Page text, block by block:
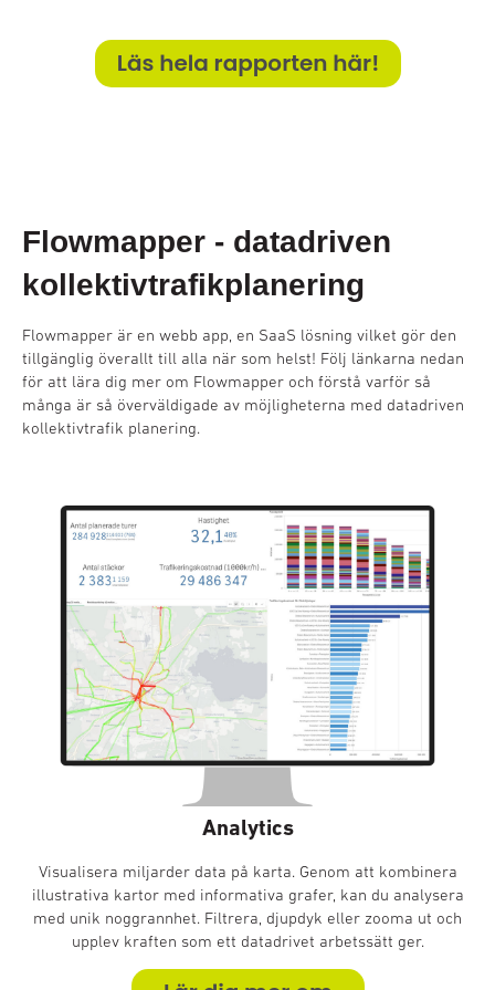
Flowmapper - datadriven
kollektivtrafikplanering
Flowmapper är en webb app, en SaaS lösning vilket gör den
tillgänglig överallt till alla när som helst! Följ länkarna nedan
för att lära dig mer om Flowmapper och förstå varför så
många är så överväldigade av möjligheterna med datadriven
kollektivtrafik planering.
Analytics
Visualisera miljarder data på karta. Genom att kombinera
illustrativa kartor med informativa grafer, kan du analysera
med unik noggrannhet. Filtrera, djupdyk eller zooma ut och
upplev kraften som ett datadrivet arbetssätt ger.